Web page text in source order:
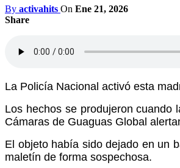
By activahits On Ene 21, 2026
Share
La Policía Nacional activó esta
Los hechos se produjeron cuando
Cámaras de Guaguas Global
El objeto había sido dejado en un
maletín de forma sospechosa.